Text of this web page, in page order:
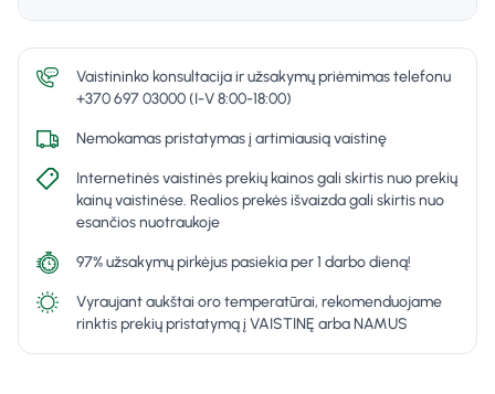
Vaistininko konsultacija ir užsakymų priėmimas telefonu
+370 697 03000 (I-V 8:00-18:00)
Nemokamas pristatymas į artimiausią vaistinę
Internetinės vaistinės prekių kainos gali skirtis nuo prekių
kainų vaistinėse. Realios prekės išvaizda gali skirtis nuo
esančios nuotraukoje
97% užsakymų pirkėjus pasiekia per 1 darbo dieną!
Vyraujant aukštai oro temperatūrai, rekomenduojame
rinktis prekių pristatymą į VAISTINĘ arba NAMUS